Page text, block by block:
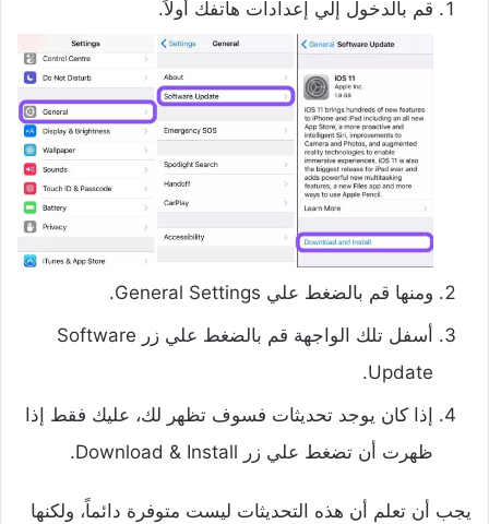
قم بالدخول إلي إعدادات هاتفك أولاً.
ومنها قم بالضغط علي General Settings.
أسفل تلك الواجهة قم بالضغط علي زر Software
Update.
إذا كان يوجد تحديثات فسوف تظهر لك، عليك فقط إذا
ظهرت أن تضغط علي زر Download & Install.
يجب أن تعلم أن هذه التحديثات ليست متوفرة دائماً، ولكنها